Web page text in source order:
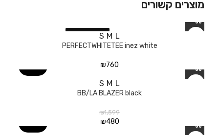
מוצרים קשורים
SOLD OUT L
M
S
PERFECTWHITETEE inez white
₪760
L
M
S
BB/LA BLAZER black
₪1,599
₪480